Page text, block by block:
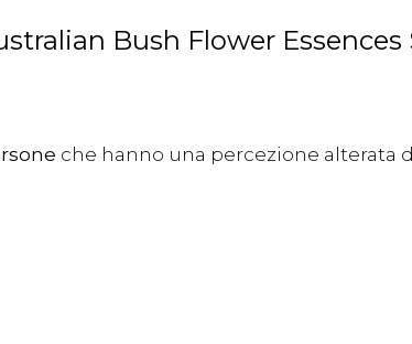
Bush Flower
che hanno una percezione alterata